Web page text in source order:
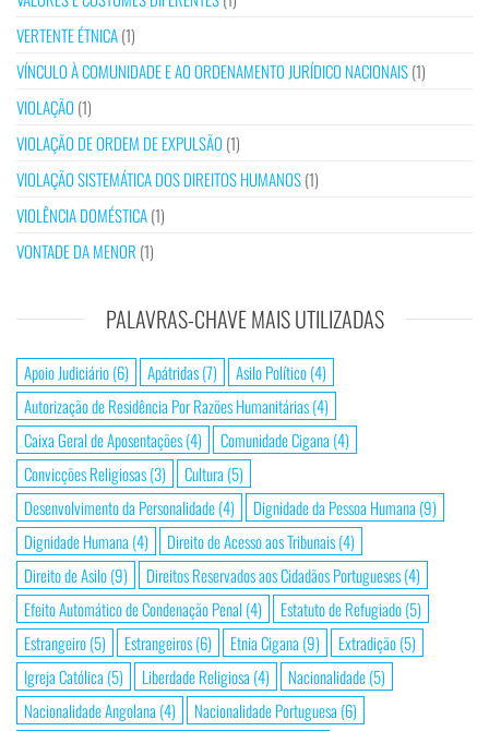
VERTENTE ÉTNICA(1)
VÍNCULO À COMUNIDADE E AO ORDENAMENTO JURÍDICO NACIONAIS(1)
VIOLAÇÃO (1)
VIOLAÇÃO DE ORDEM DE EXPULSÃO (1)
VIOLAÇÃO SISTEMÁTICA DOS DIREITOS HUMANOS(1)
VIOLÊNCIA DOMÉSTICA(1)
VONTADE DA MENOR (1)
PALAVRAS-CHAVE MAIS UTILIZADAS
Apoio Judiciário(6) Apátridas(7) Asilo Político(4)
Autorização de Residência Por Razões Humanitárias(4)
Caixa Geral de Aposentações(4) Comunidade Cigana (4)
Convicções Religiosas(3) Cultura (5)
Desenvolvimento da Personalidade(4) Dignidade da Pessoa Humana (9)
Dignidade Humana (4) Direito de Acesso aos Tribunais(4)
Direito de Asilo(9) Direitos Reservados aos Cidadãos Portugueses(4)
Efeito Automático de Condenação Penal (4) Estatuto de Refugiado(5)
Estrangeiro(5) Estrangeiros(6) Etnia Cigana (9) Extradição(5)
Igreja Católica (5) Liberdade Religiosa (4) Nacionalidade(5)
Nacionalidade Angolana (4) Nacionalidade Portuguesa (6)